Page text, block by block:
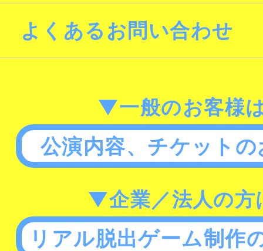
よくあるお問い合わせ
▼一般のお客様
公演内容、チケット
▼企業／法人の方
リアル脱出ゲーム制作